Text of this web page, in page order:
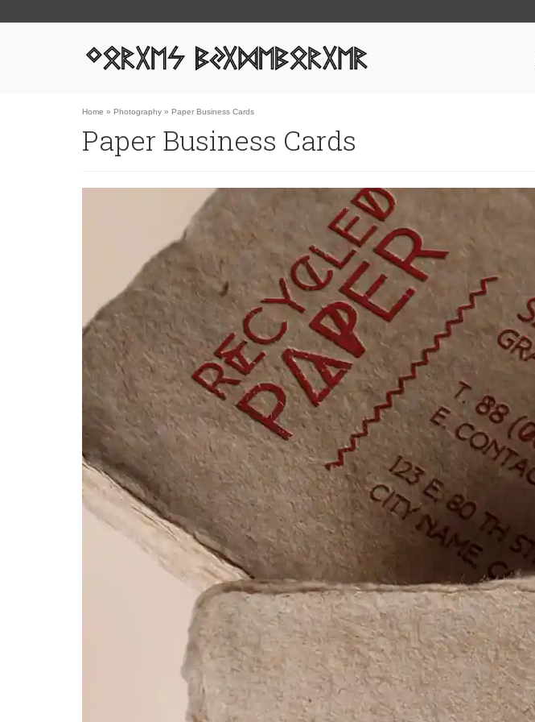
Home » Photography » Paper Business Cards
Paper Business Cards